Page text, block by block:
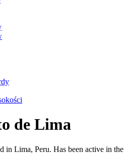
de Lima
in Lima, Peru. Has been active in the